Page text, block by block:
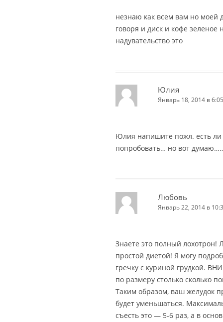
незнаю как всем вам но моей
говоря и диск и кофе зеленое
надувательство это
Юлия
Январь 18, 2014 в
Юлия напишите пожл. есть ли
попробовать… но вот
Любовь
Январь 22, 2014 в
Знаете это полный лохотрон!
простой диетой! Я могу
гречку с куриной грудкой.
по размеру столько сколько
Таким образом, ваш желудок
будет уменьшаться.
съесть это — 5-6 раз, а в